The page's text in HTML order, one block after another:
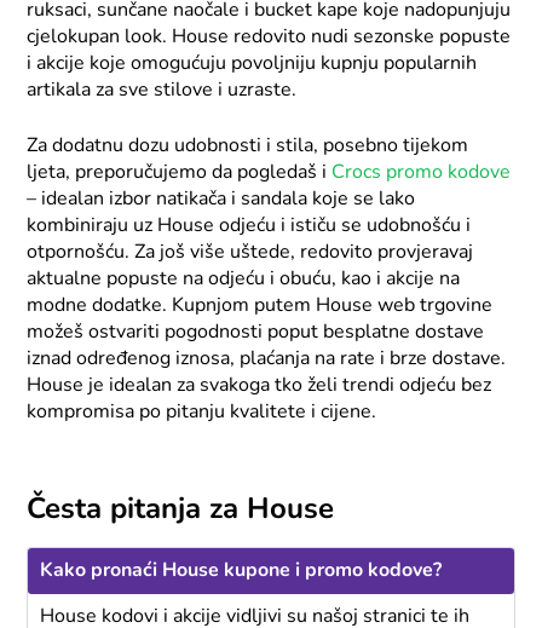
ruksaci, sunčane naočale i bucket kape koje nadopunjuju
cjelokupan look. House redovito nudi sezonske popuste
i akcije koje omogućuju povoljniju kupnju popularnih
artikala za sve stilove i uzraste.
Za dodatnu dozu udobnosti i stila, posebno tijekom
ljeta, preporučujemo da pogledaš i Crocs promo kodove
– idealan izbor natikača i sandala koje se lako
kombiniraju uz House odjeću i ističu se udobnošću i
otpornošću. Za još više uštede, redovito provjeravaj
aktualne popuste na odjeću i obuću, kao i akcije na
modne dodatke. Kupnjom putem House web trgovine
možeš ostvariti pogodnosti poput besplatne dostave
iznad određenog iznosa, plaćanja na rate i brze dostave.
House je idealan za svakoga tko želi trendi odjeću bez
kompromisa po pitanju kvalitete i cijene.
Česta pitanja za House
Kako pronaći House kupone i promo kodove?
House kodovi i akcije vidljivi su našoj stranici te ih